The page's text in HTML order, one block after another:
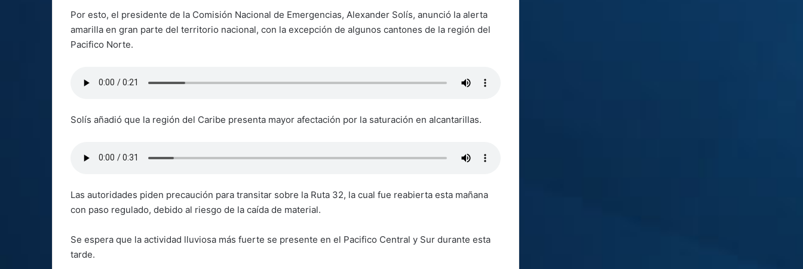
Por esto, el presidente de la Comisión Nacional de Emergencias, Alexander Solís, anunció la alerta
amarilla en gran parte del territorio nacional, con la excepción de algunos cantones de la región del
Pacifico Norte.
Solís añadió que la región del Caribe presenta mayor afectación por la saturación en alcantarillas.
Las autoridades piden precaución para transitar sobre la Ruta 32, la cual fue reabierta esta mañana
con paso regulado, debido al riesgo de la caída de material.
Se espera que la actividad lluviosa más fuerte se presente en el Pacifico Central y Sur durante esta
tarde.